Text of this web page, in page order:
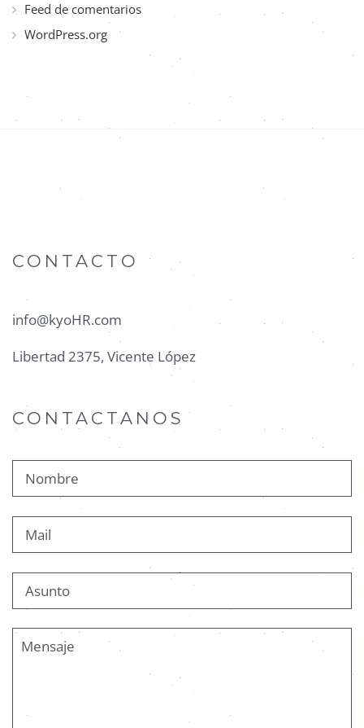
Feed de comentarios
WordPress.org
CONTACTO
info@kyoHR.com
Libertad 2375, Vicente López
CONTACTANOS